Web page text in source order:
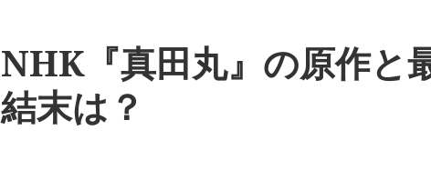
NHK『真田丸』の原作と
結末は？